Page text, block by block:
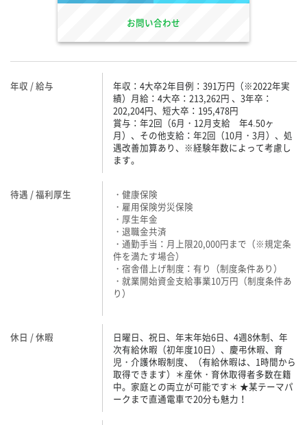
お問い合わせ
年収 / 給与
年収：4大卒2年目例：391万円（※2022年実
績）月給：4大卒：213,262円 、3年卒：
202,204円、短大卒：195,478円
賞与：年2回（6月・12月支給 年4.50ヶ
月）、その他支給：年2回（10月・3月）、処
遇改善加算あり、※経験年数によって考慮し
ます。
待遇 / 福利厚生
・健康保険
・雇用保険労災保険
・厚生年金
・退職金共済
・通勤手当：月上限20,000円まで（※規定条
件を満たす場合）
・宿舎借上げ制度：有り（制度条件あり）
・就業開始資金支給事業10万円（制度条件あ
り）
休日 / 休暇
日曜日、祝日、年末年始6日、4週8休制、年
次有給休暇（初年度10日）、慶弔休暇、育
児・介護休暇制度、（有給休暇は、1時間から
取得できます）＊産休・育休取得者多数在籍
中。家庭との両立が可能です＊ ★某テーマパ
ークまで直通電車で20分も魅力！